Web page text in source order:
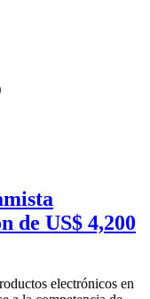
de US$ 4,200
electrónicos en